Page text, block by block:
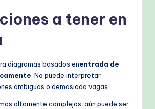
a tener en
diagramas basados enentrada de
. No puede interpretar
ambiguas o demasiado vagas.
altamente complejos, aún puede ser